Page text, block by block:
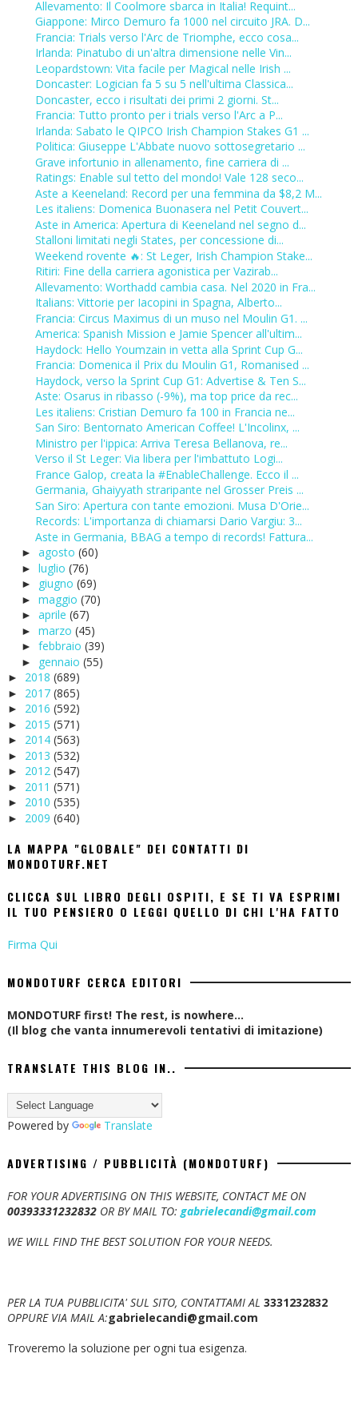
Allevamento: Il Coolmore sbarca in Italia! Requint...
Giappone: Mirco Demuro fa 1000 nel circuito JRA. D...
Francia: Trials verso l'Arc de Triomphe, ecco cosa...
Irlanda: Pinatubo di un'altra dimensione nelle Vin...
Leopardstown: Vita facile per Magical nelle Irish ...
Doncaster: Logician fa 5 su 5 nell'ultima Classica...
Doncaster, ecco i risultati dei primi 2 giorni. St...
Francia: Tutto pronto per i trials verso l'Arc a P...
Irlanda: Sabato le QIPCO Irish Champion Stakes G1 ...
Politica: Giuseppe L'Abbate nuovo sottosegretario ...
Grave infortunio in allenamento, fine carriera di ...
Ratings: Enable sul tetto del mondo! Vale 128 seco...
Aste a Keeneland: Record per una femmina da $8,2 M...
Les italiens: Domenica Buonasera nel Petit Couvert...
Aste in America: Apertura di Keeneland nel segno d...
Stalloni limitati negli States, per concessione di...
Weekend rovente 🔥: St Leger, Irish Champion Stake...
Ritiri: Fine della carriera agonistica per Vazirab...
Allevamento: Worthadd cambia casa. Nel 2020 in Fra...
Italians: Vittorie per Iacopini in Spagna, Alberto...
Francia: Circus Maximus di un muso nel Moulin G1. ...
America: Spanish Mission e Jamie Spencer all'ultim...
Haydock: Hello Youmzain in vetta alla Sprint Cup G...
Francia: Domenica il Prix du Moulin G1, Romanised ...
Haydock, verso la Sprint Cup G1: Advertise & Ten S...
Aste: Osarus in ribasso (-9%), ma top price da rec...
Les italiens: Cristian Demuro fa 100 in Francia ne...
San Siro: Bentornato American Coffee! L'Incolinx, ...
Ministro per l'ippica: Arriva Teresa Bellanova, re...
Verso il St Leger: Via libera per l'imbattuto Logi...
France Galop, creata la #EnableChallenge. Ecco il ...
Germania, Ghaiyyath straripante nel Grosser Preis ...
San Siro: Apertura con tante emozioni. Musa D'Orie...
Records: L'importanza di chiamarsi Dario Vargiu: 3...
Aste in Germania, BBAG a tempo di records! Fattura...
► agosto (60)
► luglio (76)
► giugno (69)
► maggio (70)
► aprile (67)
► marzo (45)
► febbraio (39)
► gennaio (55)
► 2018 (689)
► 2017 (865)
► 2016 (592)
► 2015 (571)
► 2014 (563)
► 2013 (532)
► 2012 (547)
► 2011 (571)
► 2010 (535)
► 2009 (640)
LA MAPPA "GLOBALE" DEI CONTATTI DI
MONDOTURF.NET
CLICCA SUL LIBRO DEGLI OSPITI, E SE TI VA ESPRIMI
IL TUO PENSIERO O LEGGI QUELLO DI CHI L'HA FATTO
Firma Qui
MONDOTURF CERCA EDITORI
MONDOTURF first! The rest, is nowhere...
(Il blog che vanta innumerevoli tentativi di imitazione)
TRANSLATE THIS BLOG IN..
Powered by Translate
ADVERTISING / PUBBLICITÀ (MONDOTURF)
FOR YOUR ADVERTISING ON THIS WEBSITE, CONTACT ME ON
00393331232832OR BY MAIL TO: gabrielecandi@gmail.com
WE WILL FIND THE BEST SOLUTION FOR YOUR NEEDS.
PER LA TUA PUBBLICITA' SUL SITO, CONTATTAMI AL 3331232832
OPPURE VIA MAIL A:gabrielecandi@gmail.com
Troveremo la soluzione per ogni tua esigenza.